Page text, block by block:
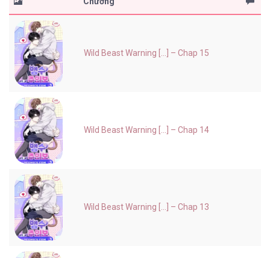
Wild Beast Warning [...] – Chap 15
Wild Beast Warning [...] – Chap 14
Wild Beast Warning [...] – Chap 13